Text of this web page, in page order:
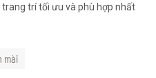
trí tối ưu và phù hợp nhất
mài